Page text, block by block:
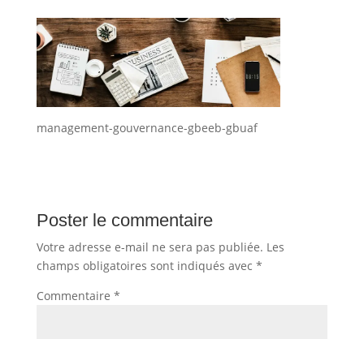
management-gouvernance-gbeeb-gbuaf
Poster le commentaire
Votre adresse e-mail ne sera pas publiée. Les
champs obligatoires sont indiqués avec *
Commentaire *